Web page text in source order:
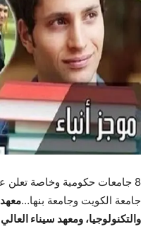
8 جامعات حكومية وخاصة تعلن
جامعة الكويت وجامعة بنها…
والتكنولوجيا، ومعهد سيناء